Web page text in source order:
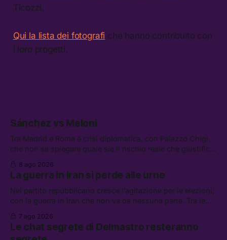
Ticozzi.
Qui la lista dei fotografi che hanno contribuito con
i loro progetti.
Sánchez vs Meloni
Tra Madrid e Roma è crisi diplomatica, con Palazzo Chigi
che non sa spiegare quale sia il rischio reale che giustifica
la sospensione di Schengen. Tra le altre notizie: l’accordo
di difesa tra Arabia Saudita, Pakistan e Turchia, la crisi del
carburante irregolare, e un altro caso di IA ribelle
8 ago 2026
La guerra in Iran si perde alle urne
Nel partito repubblicano cresce l’agitazione per le elezioni,
con la guerra in Iran che non va da nessuna parte. Tra le
altre notizie: due alti dirigenti del Mossad hanno perso il
lavoro, Schlein prova a mettere in sicurezza la coalizione, e
che cos’è lo “Spiralismo,” la religione degli agenti IA
7 ago 2026
Le chat segrete di Delmastro resteranno